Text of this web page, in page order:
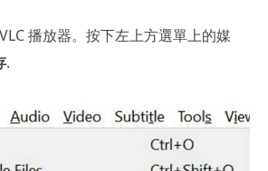
播放器。按下左上方選單上的媒
.